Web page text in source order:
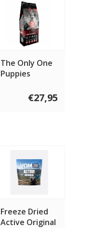
The Only One
Puppies
€27,95
Freeze Dried
Active Original